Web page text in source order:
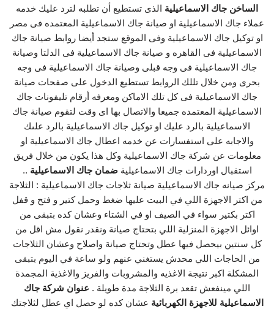
الساخن جاك الاسماعيلية الذى تستطيع أن تطلبه لترد عليك خدمه
عملاء جاك الاسماعيلية او صيانة جاك الاسماعيلية المعتمده فى مصر
او توكيل جاك الاسماعيلية وفى الموقع ستجد أيضا روابط صيانة جاك
الاسماعيلية فى القاهره و صيانة جاك الاسماعيلية فى الدلتا وصيانة
جاك الاسماعيلية فى وجه قبلى وصيانة جاك الاسماعيلية فى وجه
بحرى ومن خلال تللك الروابط تستطيع الدخول على صفحات صيانة
جاك الاسماعيلية فى كل تلك الاماكن ومعرفه أرقام تليفونات جاك
الاسماعيلية المعتمده جميعا والاتصال بها اى وقت لتقوم صيانة جاك
الاسماعيلية بالرد عليك او توكيل جاك الاسماعيلية بالرد علىك
والاجابه على استفسارات عن خدمه اعطال جاك الاسماعيلية او
معلومات عن شركة جاك الاسماعيلية وكل هذا يكون من خلال فريق
استقبال اوردارات جاك الاسماعيليةضمان جاك الاسماعيلية ..
مركز صيانه جاك الاسماعيلية صيانة ثلاجات جاك الاسماعيلية : الثلاجة
من اكتر الاجهزة اللي في البيت عليها ضغط وحمل كتير و فتح و قفل
اكتر بكتير سواء في الصيف او في الشتاء وعشان كده بتبقى من
اوائل الاجهزة المنزلية اللي بتحتاج صيانة ونقدر نقول مش اقل من
كل سنتين بيحصل فيها عطل وتحتاج صيانة واصلاح وعشان الثلاجات
من الحاجات اللي محدش يستغني عنهم ولو ساعة في اليوم بتبقى
المشكلة اكبر نتيجة الاغذيه والمشروبات والفريز والاغذية المجمدة
اللي مينفعش تقعد برة الثلاجة مدة طويلة . عنوان شركة جاك
الاسماعيلية للاجهزة الكهربائية عشان كده لو حصل اي عطل لثلاجتك